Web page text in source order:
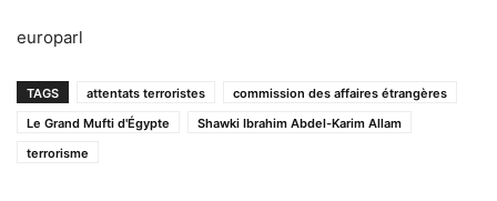
europarl
TAGS attentats terroristes
commission des affaires étrangères
Le Grand Mufti d'Égypte
Shawki Ibrahim Abdel-Karim Allam
terrorisme